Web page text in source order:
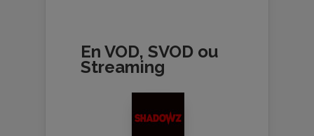
En VOD, SVOD ou
Streaming